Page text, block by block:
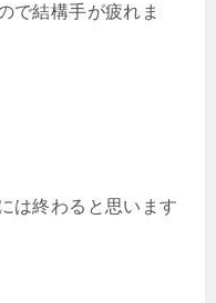
で結構手が疲れま
は終わると思います